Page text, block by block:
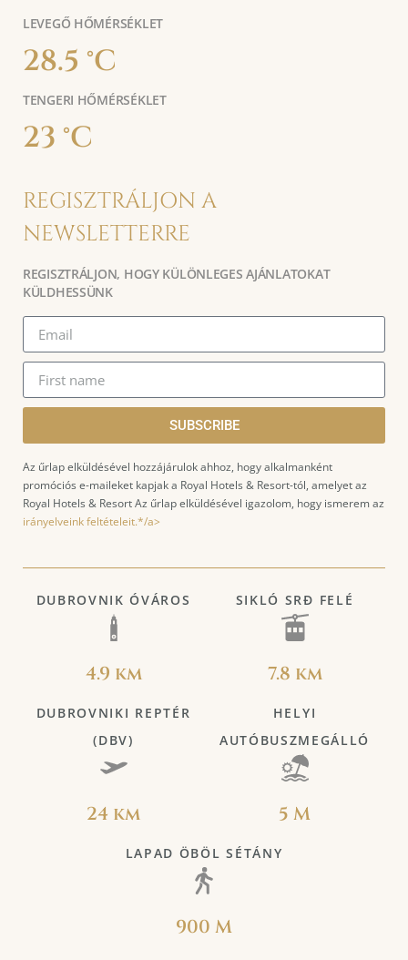
LEVEGŐ HŐMÉRSÉKLET
28.5 °C
TENGERI HŐMÉRSÉKLET
23 °C
REGISZTRÁLJON A
NEWSLETTERRE
REGISZTRÁLJON, HOGY KÜLÖNLEGES AJÁNLATOKAT
KÜLDHESSÜNK
SUBSCRIBE
Az űrlap elküldésével hozzájárulok ahhoz, hogy alkalmanként
promóciós e-maileket kapjak a Royal Hotels & Resort-tól, amelyet az
Royal Hotels & Resort Az űrlap elküldésével igazolom, hogy ismerem az
irányelveink feltételeit.*/a>
DUBROVNIK ÓVÁROS
4.9 km
SIKLÓ SRĐ FELÉ
7.8 km
DUBROVNIKI REPTÉR
(DBV)
24 km
HELYI
AUTÓBUSZMEGÁLLÓ
5 M
LAPAD ÖBÖL SÉTÁNY
900 M